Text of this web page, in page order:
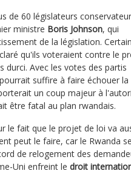
de 60 législateurs
ministre Boris Johnson, qui
de la législation.
qu'ils voteraient contre le
durci. Avec les votes des partis
suffire à faire échouer la
un coup majeur à
être fatal au plan rwandais.
le fait que le projet de loi va
peut le faire, car le Rwanda se
de relogement des
Uni enfreint le droit